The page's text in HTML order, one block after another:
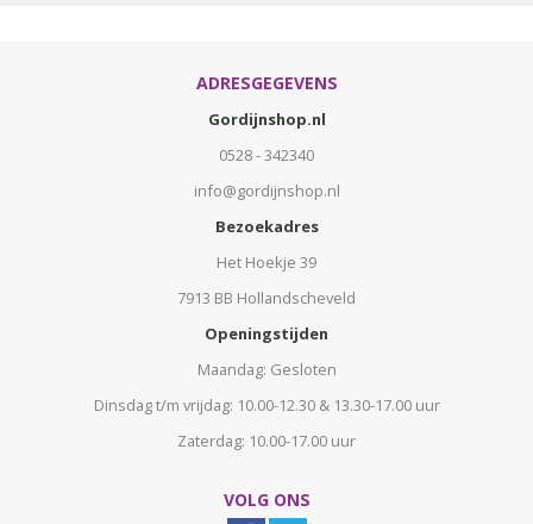
ADRESGEGEVENS
Gordijnshop.nl
0528 - 342340
info@gordijnshop.nl
Bezoekadres
Het Hoekje 39
7913 BB Hollandscheveld
Openingstijden
Maandag: Gesloten
Dinsdag t/m vrijdag: 10.00-12.30 & 13.30-17.00 uur
Zaterdag: 10.00-17.00 uur
VOLG ONS